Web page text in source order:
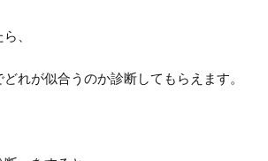
、
れが似合うのか診断してもらえます。